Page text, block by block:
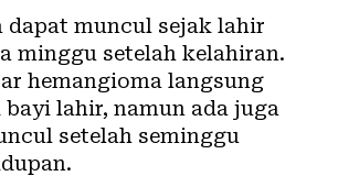
dapat muncul sejak lahir
minggu setelah kelahiran.
hemangioma langsung
lahir, namun ada juga
setelah seminggu